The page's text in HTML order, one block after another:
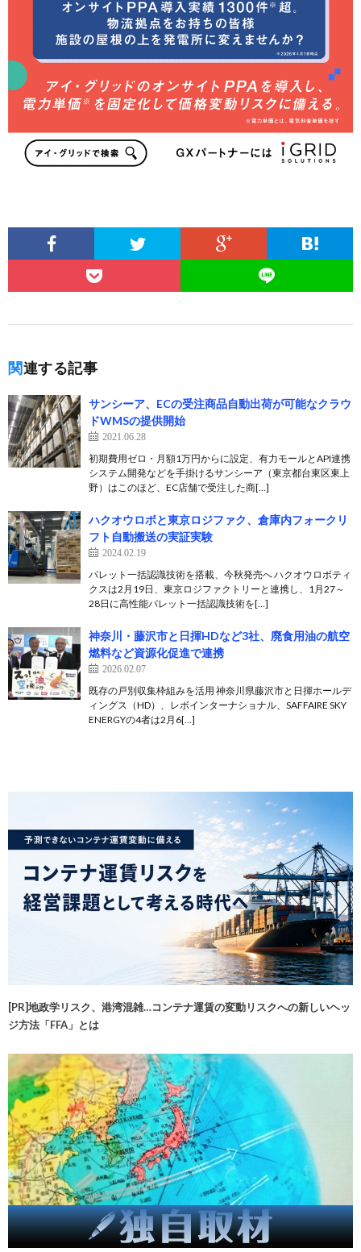
関連する記事
サンシーア、ECの受注商品自動出荷が可能なクラウ
ドWMSの提供開始
2021.06.28
初期費用ゼロ・月額1万円からに設定、有力モールとAPI連携
システム開発などを手掛けるサンシーア（東京都台東区東上
野）はこのほど、EC店舗で受注した商[…]
ハクオウロボと東京ロジファク、倉庫内フォークリ
フト自動搬送の実証実験
2024.02.19
パレット一括認識技術を搭載、今秋発売へ ハクオウロボティ
クスは2月19日、東京ロジファクトリーと連携し、1月27～
28日に高性能パレット一括認識技術を[…]
神奈川・藤沢市と日揮HDなど3社、廃食用油の航空
燃料など資源化促進で連携
2026.02.07
既存の戸別収集枠組みを活用 神奈川県藤沢市と日揮ホールデ
ィングス（HD）、レボインターナショナル、SAFFAIRE SKY
ENERGYの4者は2月6[…]
[PR]地政学リスク、港湾混雑…コンテナ運賃の変動リスクへの新しいヘッ
ジ方法「FFA」とは